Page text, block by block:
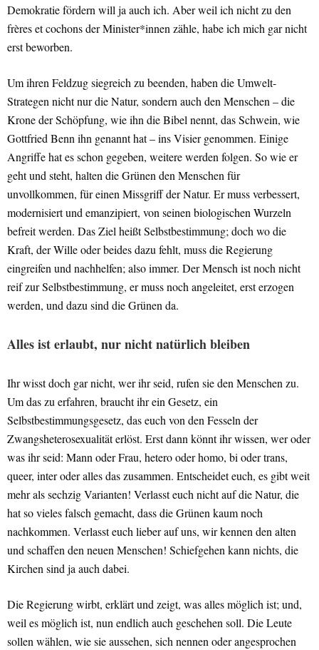
Demokratie fördern will ja auch ich. Aber weil ich nicht zu den
frères et cochons der Minister*innen zähle, habe ich mich gar nicht
erst beworben.
Um ihren Feldzug siegreich zu beenden, haben die Umwelt-
Strategen nicht nur die Natur, sondern auch den Menschen – die
Krone der Schöpfung, wie ihn die Bibel nennt, das Schwein, wie
Gottfried Benn ihn genannt hat – ins Visier genommen. Einige
Angriffe hat es schon gegeben, weitere werden folgen. So wie er
geht und steht, halten die Grünen den Menschen für
unvollkommen, für einen Missgriff der Natur. Er muss verbessert,
modernisiert und emanzipiert, von seinen biologischen Wurzeln
befreit werden. Das Ziel heißt Selbstbestimmung; doch wo die
Kraft, der Wille oder beides dazu fehlt, muss die Regierung
eingreifen und nachhelfen; also immer. Der Mensch ist noch nicht
reif zur Selbstbestimmung, er muss noch angeleitet, erst erzogen
werden, und dazu sind die Grünen da.
Alles ist erlaubt, nur nicht natürlich bleiben
Ihr wisst doch gar nicht, wer ihr seid, rufen sie den Menschen zu.
Um das zu erfahren, braucht ihr ein Gesetz, ein
Selbstbestimmungsgesetz, das euch von den Fesseln der
Zwangsheterosexualität erlöst. Erst dann könnt ihr wissen, wer oder
was ihr seid: Mann oder Frau, hetero oder homo, bi oder trans,
queer, inter oder alles das zusammen. Entscheidet euch, es gibt weit
mehr als sechzig Varianten! Verlasst euch nicht auf die Natur, die
hat so vieles falsch gemacht, dass die Grünen kaum noch
nachkommen. Verlasst euch lieber auf uns, wir kennen den alten
und schaffen den neuen Menschen! Schiefgehen kann nichts, die
Kirchen sind ja auch dabei.
Die Regierung wirbt, erklärt und zeigt, was alles möglich ist; und,
weil es möglich ist, nun endlich auch geschehen soll. Die Leute
sollen wählen, wie sie aussehen, sich nennen oder angesprochen